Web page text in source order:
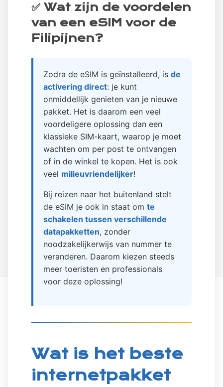
✅ Wat zijn de voordelen
van een eSIM voor de
Filipijnen?
Zodra de eSIM is geïnstalleerd, is de
activering direct: je kunt
onmiddellijk genieten van je nieuwe
pakket. Het is daarom een veel
voordeligere oplossing dan een
klassieke SIM-kaart, waarop je moet
wachten om per post te ontvangen
of in de winkel te kopen. Het is ook
veel milieuvriendelijker!
Bij reizen naar het buitenland stelt
de eSIM je ook in staat om te
schakelen tussen verschillende
datapakketten, zonder
noodzakelijkerwijs van nummer te
veranderen. Daarom kiezen steeds
meer toeristen en professionals
voor deze oplossing!
Wat is het beste
internetpakket